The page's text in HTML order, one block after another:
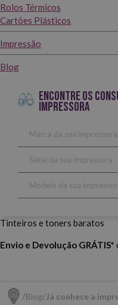
Rolos Térmicos
Cartões Plásticos
Impressão
Blog
ENCONTRE OS
IMPRESSORA
Tinteiros e toners baratos
Envio e Devolução GRÁTIS*
Blog Já conhece a